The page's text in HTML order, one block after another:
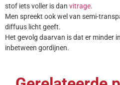
stof iets voller is dan vitrage.
Men spreekt ook wel van semi-
diffuus licht geeft.
Het gevolg daarvan is dat er minder
inbetween gordijnen.